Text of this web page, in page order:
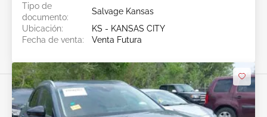
Tipo de
documento:
Salvage Kansas
Ubicación:
KS - KANSAS CITY
Fecha de venta:
Venta Futura